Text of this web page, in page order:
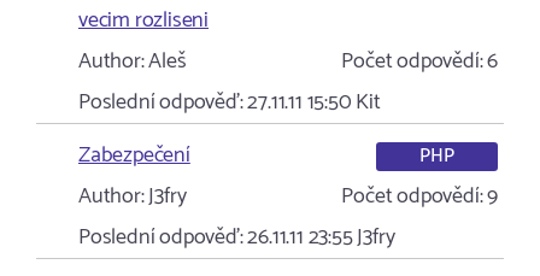
vecim rozliseni
Author:Aleš Počet odpovědí:6
Poslední odpověď:27.11.11 15:50Kit
Zabezpečení
PHP
Author:J3fry Počet odpovědí:9
Poslední odpověď:26.11.11 23:55J3fry